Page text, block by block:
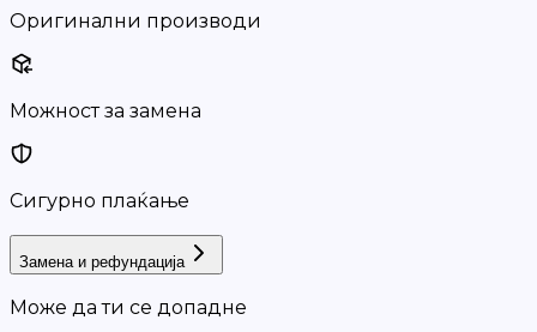
Оригинални производи
Можност за замена
Сигурно плаќање
Замена и рефундација
Може да ти се допадне